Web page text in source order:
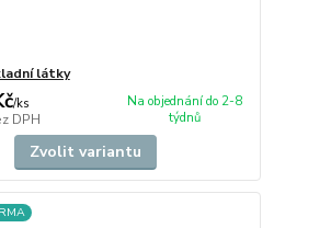
látky
/ks
DPH
Na objednání do 2-8
týdnů
Zvolit variantu